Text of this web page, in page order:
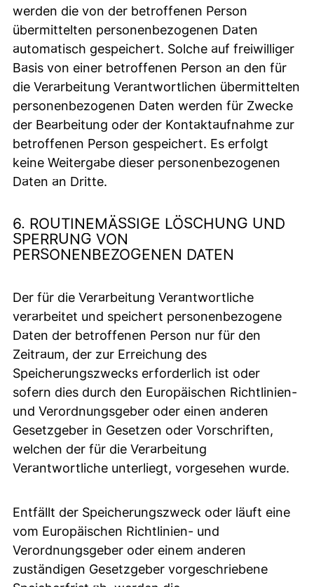
werden die von der betroffenen Person
übermittelten personenbezogenen Daten
automatisch gespeichert. Solche auf freiwilliger
Basis von einer betroffenen Person an den für
die Verarbeitung Verantwortlichen übermittelten
personenbezogenen Daten werden für Zwecke
der Bearbeitung oder der Kontaktaufnahme zur
betroffenen Person gespeichert. Es erfolgt
keine Weitergabe dieser personenbezogenen
Daten an Dritte.
6. ROUTINEMÄSSIGE LÖSCHUNG UND S
PERRUNG VON P
ERSONENBEZOGENEN DATEN
Der für die Verarbeitung Verantwortliche
verarbeitet und speichert personenbezogene
Daten der betroffenen Person nur für den
Zeitraum, der zur Erreichung des
Speicherungszwecks erforderlich ist oder
sofern dies durch den Europäischen Richtlinien-
und Verordnungsgeber oder einen anderen
Gesetzgeber in Gesetzen oder Vorschriften,
welchen der für die Verarbeitung
Verantwortliche unterliegt, vorgesehen wurde.
Entfällt der Speicherungszweck oder läuft eine
vom Europäischen Richtlinien- und
Verordnungsgeber oder einem anderen
zuständigen Gesetzgeber vorgeschriebene